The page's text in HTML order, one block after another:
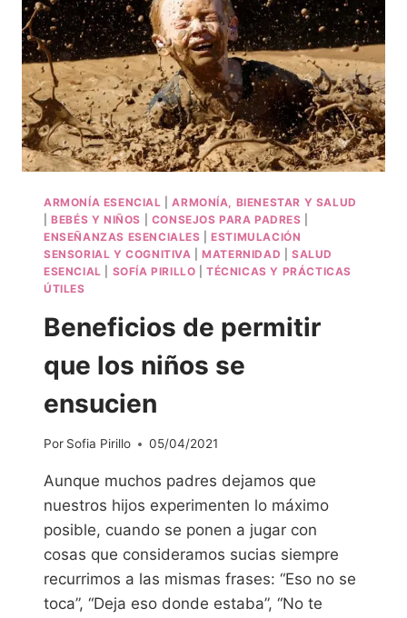
ARMONÍA ESENCIAL |ARMONÍA, BIENESTAR Y SALUD
|BEBÉS Y NIÑOS CONSEJOS PARA PADRES
ENSEÑANZAS ESENCIALES |ESTIMULACIÓN
SENSORIAL Y COGNITIVA |MATERNIDAD |SALUD
ESENCIAL
SOFÍA PIRILLO |TÉCNICAS Y PRÁCTICAS
ÚTILES
Beneficios de permitir
que los niños se
ensucien
Por Sofia Pirillo 05/04/2021
Aunque muchos padres dejamos que
nuestros hijos experimenten lo máximo
posible, cuando se ponen a jugar con
cosas que consideramos sucias siempre
recurrimos a las mismas frases: “Eso no se
toca”, “Deja eso donde estaba”, “No te